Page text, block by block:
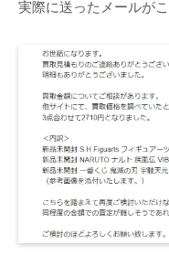
実際に送ったメールが